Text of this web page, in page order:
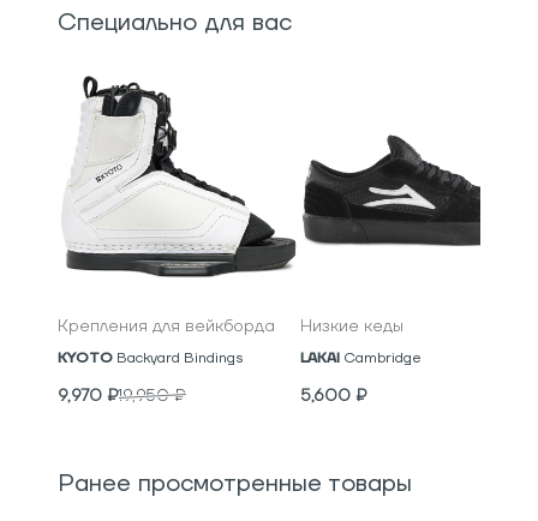
Специально для вас
Крепления для вейкборда
KYOTO Backyard Bindings
9,970 ₽19,950₽
Низкие кеды
LAKAI Cambridge
5,600 ₽
Ранее просмотренные товары